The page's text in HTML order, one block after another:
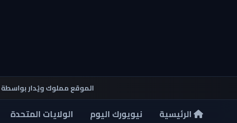
الموقع مملوك ويُدار بواسطة
الرئيسية نيويورك اليوم الولايات المتحدة